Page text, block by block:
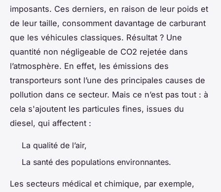
imposants. Ces derniers, en raison de leur poids et
de leur taille, consomment davantage de carburant
que les véhicules classiques. Résultat ? Une
quantité non négligeable de CO2 rejetée dans
l’atmosphère. En effet, les émissions des
transporteurs sont l’une des principales causes de
pollution dans ce secteur. Mais ce n’est pas tout : à
cela s'ajoutent les particules fines, issues du
diesel, qui affectent :
La qualité de l’air,
La santé des populations environnantes.
Les secteurs médical et chimique, par exemple,